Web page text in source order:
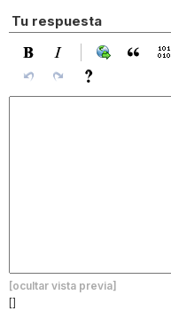
Tu respuesta
[ocultar vista previa]
[]